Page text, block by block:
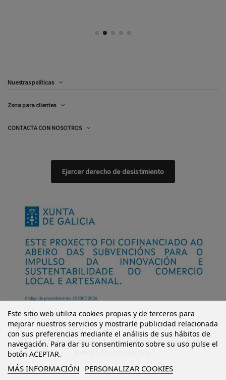
Nuestras políticas
Zona para clientes
CONTACTA CON NOSOTROS
Este sitio web utiliza cookies propias y de terceros para
mejorar nuestros servicios y mostrarle publicidad relacionada
con sus preferencias mediante el análisis de sus hábitos de
navegación. Para dar su consentimiento sobre su uso pulse el
botón ACEPTAR.
MÁS INFORMACIÓN PERSONALIZAR COOKIES
Ejercer derecho de desistimiento
© Mi Castillo Kinder Shoes S.L. Todos los derechos reservados.